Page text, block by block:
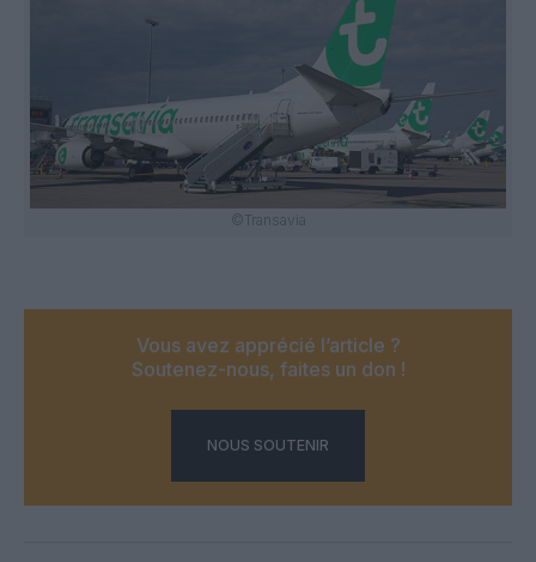
©Transavia
Vous avez apprécié l’article ?
Soutenez-nous, faites un don !
NOUS SOUTENIR